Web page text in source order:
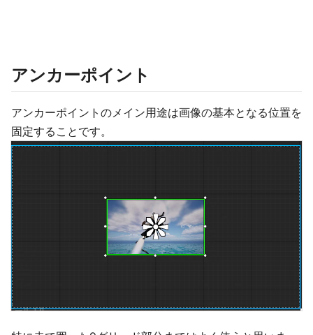
アンカーポイント
アンカーポイントのメイン用途は画像の基本となる位置を
固定することです。